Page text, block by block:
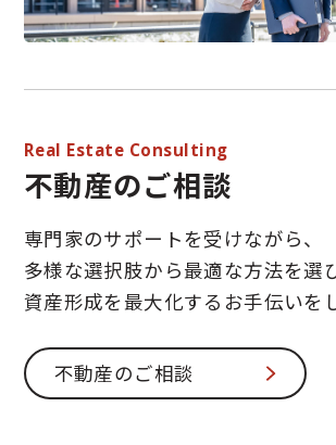
Real Estate Consulting
不動産のご相談
専門家のサポートを受けながら、
多様な選択肢から最適な方法を選び
資産形成を最大化するお手伝いを
不動産のご相談